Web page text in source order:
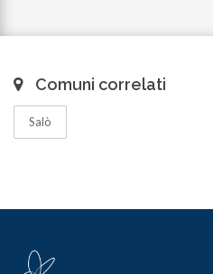
Comuni correlati
Salò